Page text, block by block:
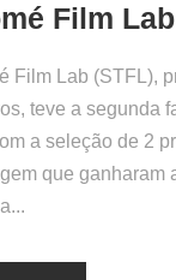
Film Lab
Film Lab (STFL),
teve a segunda
a seleção de 2
que ganharam